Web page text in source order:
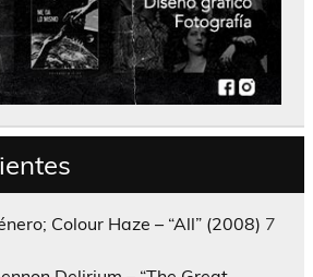
Colour Haze – “All” (2008) 7